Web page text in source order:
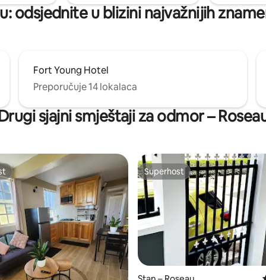
odsjednite u blizini najvažnijih
Fort Young Hotel
Preporučuje 14 lokalaca
sjajni smještaji za odmor –
5, recenzija: 6
Superhost
Superhost